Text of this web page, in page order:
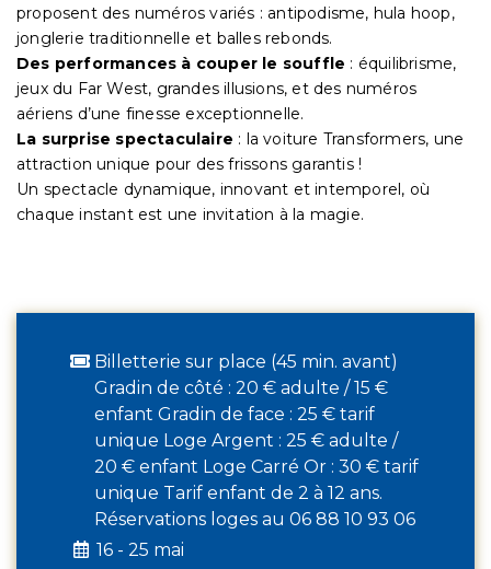
proposent des numéros variés : antipodisme, hula hoop,
jonglerie traditionnelle et balles rebonds.
Des performances à couper le souffle : équilibrisme,
jeux du Far West, grandes illusions, et des numéros
aériens d’une finesse exceptionnelle.
La surprise spectaculaire : la voiture Transformers, une
attraction unique pour des frissons garantis !
Un spectacle dynamique, innovant et intemporel, où
chaque instant est une invitation à la magie.
Billetterie sur place (45 min. avant)
Gradin de côté : 20 € adulte / 15 €
enfant Gradin de face : 25 € tarif
unique Loge Argent : 25 € adulte /
20 € enfant Loge Carré Or : 30 € tarif
unique Tarif enfant de 2 à 12 ans.
Réservations loges au 06 88 10 93 06
16 - 25 mai